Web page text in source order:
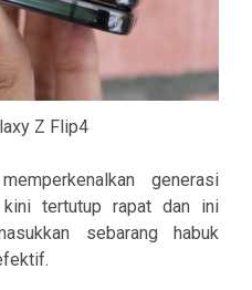
Z Flip4
generasi
tertutup rapat dan ini
sebarang habuk